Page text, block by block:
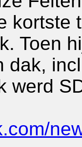
kortste
Toen
dak,
werd